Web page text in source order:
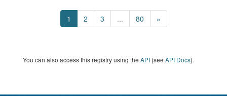
1 2 3 ... 80 »
You can also access this registry using the API (see API Docs).